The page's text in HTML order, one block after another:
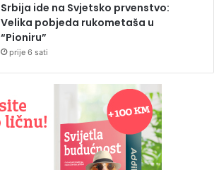
Srbija ide na Svjetsko prvenstvo:
Velika pobjeda rukometaša u
“Pioniru”
prije 6 sati